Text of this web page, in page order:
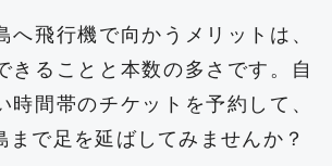
へ飛行機で向かうメリットは、
きることと本数の多さです。自
時間帯のチケットを予約して、
まで足を延ばしてみませんか？